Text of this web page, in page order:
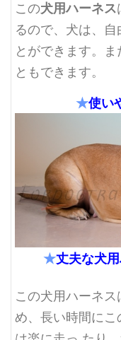
この犬用ハーネス
るので、犬は、
とができます。
ともできます。
★使い
★丈夫な犬用
この犬用ハーネ
め、長い時間に